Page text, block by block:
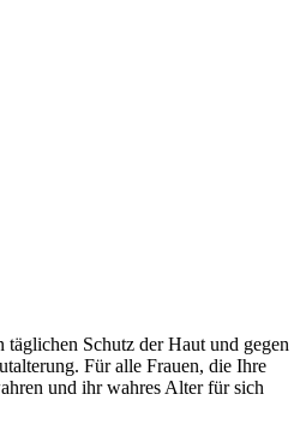
Schutz der Haut und gegen
Für alle Frauen, die Ihre
und ihr wahres Alter für sich